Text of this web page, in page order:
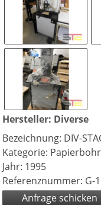
Hersteller: Diverse
Bezeichnung: DIV-
Kategorie:
Jahr: 1995
Referenznummer: G-
Anfrage schicken